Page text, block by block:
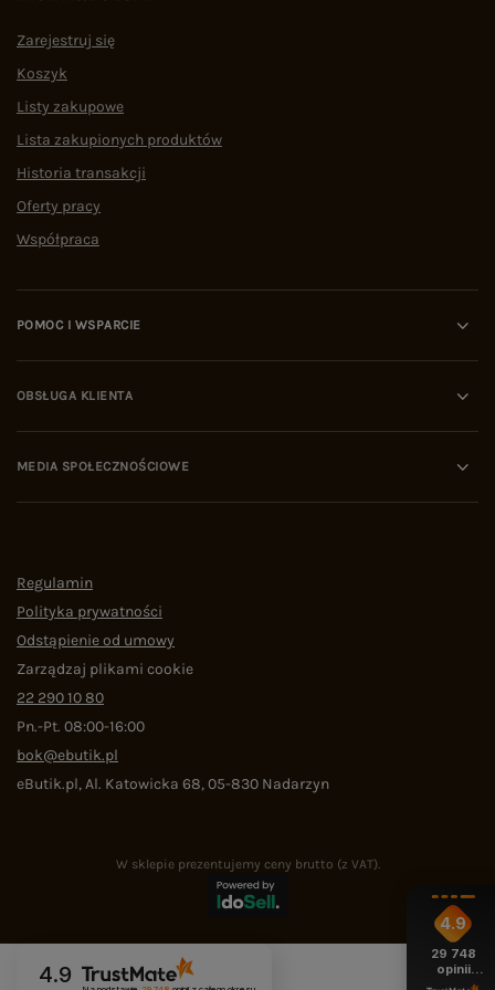
Zarejestruj się
Koszyk
Listy zakupowe
Lista zakupionych produktów
Historia transakcji
Oferty pracy
Współpraca
POMOC I WSPARCIE
OBSŁUGA KLIENTA
MEDIA SPOŁECZNOŚCIOWE
Regulamin
Polityka prywatności
Odstąpienie od umowy
Zarządzaj plikami cookie
22 290 10 80
Pn.-Pt. 08:00-16:00
bok@ebutik.pl
eButik.pl,Al. Katowicka 68,05-830 Nadarzyn
W sklepie prezentujemy ceny brutto (z VAT).
4.9
4.9
29 748
opinii
z całego